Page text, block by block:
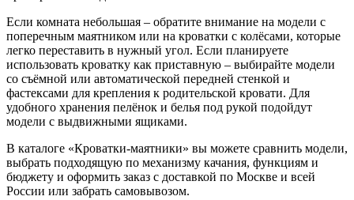
Если комната небольшая – обратите внимание на модели с
поперечным маятником или на кроватки с колёсами, которые
легко переставить в нужный угол. Если планируете
использовать кроватку как приставную – выбирайте модели
со съёмной или автоматической передней стенкой и
фастексами для крепления к родительской кровати. Для
удобного хранения пелёнок и белья под рукой подойдут
модели с выдвижными ящиками.
В каталоге «Кроватки-маятники» вы можете сравнить модели,
выбрать подходящую по механизму качания, функциям и
бюджету и оформить заказ с доставкой по Москве и всей
России или забрать самовывозом.